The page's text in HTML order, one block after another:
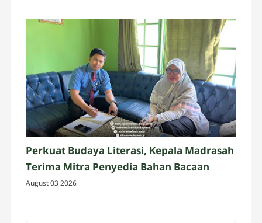
Perkuat Budaya Literasi, Kepala Madrasah
Terima Mitra Penyedia Bahan Bacaan
August 03 2026